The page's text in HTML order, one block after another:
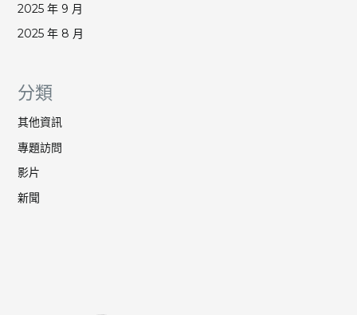
2025 年 9 月
2025 年 8 月
分類
其他資訊
專題訪問
影片
新聞